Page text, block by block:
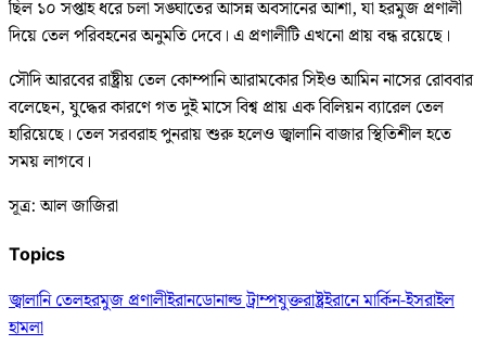
ছিল ১০ সপ্তাহ ধরে চলা সঙ্ঘাতের আসন্ন অবসানের আশা, যা হরমুজ প্রণালী
দিয়ে তেল পরিবহনের অনুমতি দেবে। এ প্রণালীটি এখনো প্রায় বন্ধ রয়েছে।
সৌদি আরবের রাষ্ট্রীয় তেল কোম্পানি আরামকোর সিইও আমিন নাসের রোববার
বলেছেন, যুদ্ধের কারণে গত দুই মাসে বিশ্ব প্রায় এক বিলিয়ন ব্যারেল তেল
হারিয়েছে। তেল সরবরাহ পুনরায় শুরু হলেও জ্বালানি বাজার স্থিতিশীল হতে
সময় লাগবে।
সূত্র: আল জাজিরা
Topics
জ্বালানি তেলহরমুজ প্রণালীইরানডোনাল্ড ট্রাম্পযুক্তরাষ্ট্রইরানে মার্কিন-ইসরাইল
হামলা